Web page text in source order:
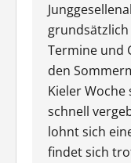
Termine und
den
Kieler
schnell
lohnt sich
findet sich